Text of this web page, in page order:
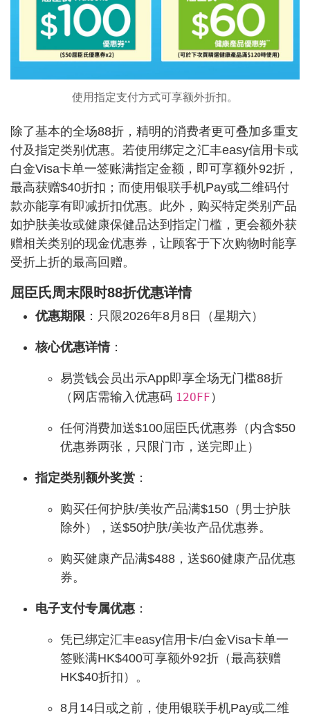
使用指定支付方式可享额外折扣。
除了基本的全场88折，精明的消费者更可叠加多重支
付及指定类别优惠。若使用绑定之汇丰easy信用卡或
白金Visa卡单一签账满指定金额，即可享额外92折，
最高获赠$40折扣；而使用银联手机Pay或二维码付
款亦能享有即减折扣优惠。此外，购买特定类别产品
如护肤美妆或健康保健品达到指定门槛，更会额外获
赠相关类别的现金优惠券，让顾客于下次购物时能享
受折上折的最高回赠。
屈臣氏周末限时88折优惠详情
优惠期限 ：只限2026年8月8日（星期六）
核心优惠详情：
易赏钱会员出示App即享全场无门槛88折
（网店需输入优惠码 12OFF ）
任何消费加送$100屈臣氏优惠券（内含$50
优惠券两张，只限门市，送完即止）
指定类别额外奖赏 ：
购买任何护肤/美妆产品满$150（男士护肤
除外），送$50护肤/美妆产品优惠券。
购买健康产品满$488，送$60健康产品优惠
券。
电子支付专属优惠 ：
凭已绑定汇丰easy信用卡/白金Visa卡单一
签账满HK$400可享额外92折（最高获赠
HK$40折扣）。
8月14日或之前，使用银联手机Pay或二维